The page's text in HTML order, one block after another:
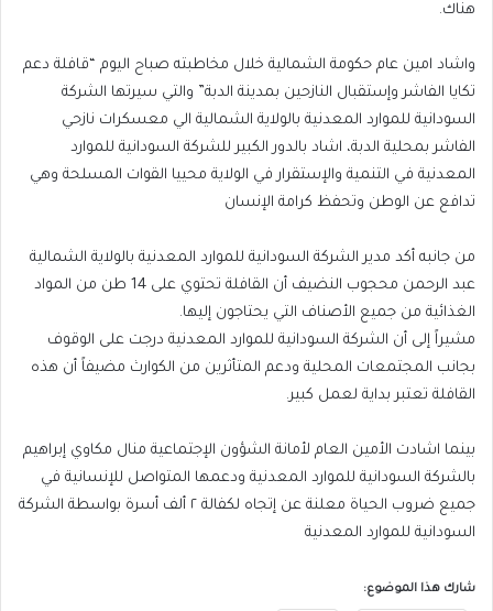
هناك.
واشاد امين عام حكومة الشمالية خلال مخاطبته صباح اليوم “قافلة دعم
تكايا الفاشر وإستقبال النازحين بمدينة الدبة” والتي سيرتها الشركة
السودانية للموارد المعدنية بالولاية الشمالية الي معسكرات نازحي
الفاشر بمحلية الدبة، اشاد بالدور الكبير للشركة السودانية للموارد
المعدنية في التنمية والإستقرار في الولاية محييا القوات المسلحة وهي
تدافع عن الوطن وتحفظ كرامة الإنسان
من جانبه أكد مدير الشركة السودانية للموارد المعدنية بالولاية الشمالية
عبد الرحمن محجوب النضيف أن القافلة تحتوي على 14 طن من المواد
الغذائية من جميع الأصناف التي يحتاجون إليها.
مشيراً إلى أن الشركة السودانية للموارد المعدنية درجت على الوقوف
بجانب المجتمعات المحلية ودعم المتأثرين من الكوارث مضيفاً أن هذه
القافلة تعتبر بداية لعمل كبير.
بينما اشادت الأمين العام لأمانة الشؤون الإجتماعية منال مكاوي إبراهيم
بالشركة السودانية للموارد المعدنية ودعمها المتواصل للإنسانية في
جميع ضروب الحياة معلنة عن إتجاه لكفالة ٢ ألف أسرة بواسطة الشركة
السودانية للموارد المعدنية
شارك هذا الموضوع: